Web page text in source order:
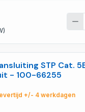
STP Cat.
- 100-66255
+/- 4 werkdagen